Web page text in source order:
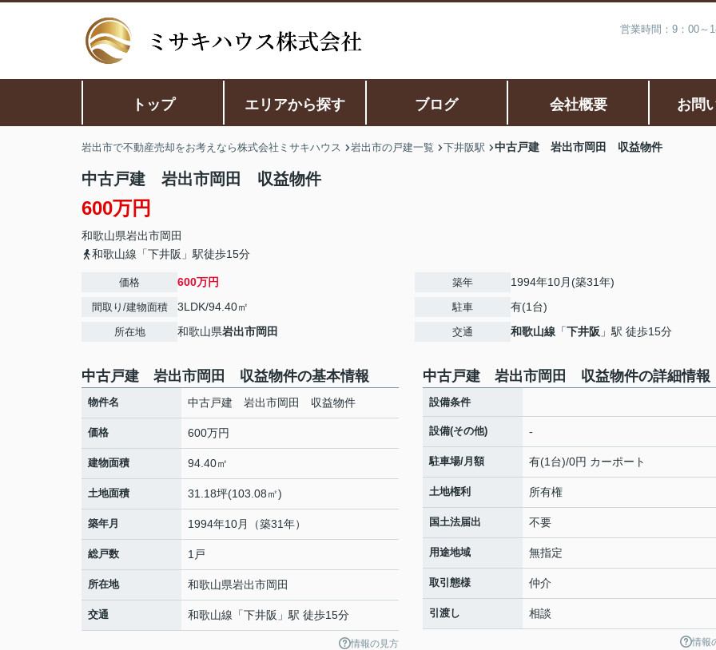
営業時間：9：00～
トップ エリアから探す ブログ 会社概要 お問
岩出市で不動産売却をお考えなら株式会社ミサキハウス 岩出市の戸建一覧 下井阪駅 中古戸建 岩出市岡田 収益物件
中古戸建 岩出市岡田 収益物件
600万円
和歌山県岩出市岡田
和歌山線「下井阪」駅徒歩15分
価格 600万円
間取り/建物面積 3LDK/94.40㎡
所在地 和歌山県岩出市岡田
築年 1994年10月(築31年)
駐車 有(1台)
交通 和歌山線 「下井阪 」駅 徒歩15分
中古戸建 岩出市岡田 収益物件の基本情報
物件名 中古戸建 岩出市岡田 収益物件
価格 600万円
建物面積 94.40㎡
土地面積 31.18坪(103.08㎡)
築年月 1994年10月（築31年）
総戸数 1戸
所在地 和歌山県岩出市岡田
交通 和歌山線 「下井阪 」駅 徒歩15分
情報の見方
中古戸建 岩出市岡田 収益物件の詳細情報
設備条件
設備(その他) -
駐車場/月額 有(1台)/0円 カーポート
土地権利 所有権
国土法届出 不要
用途地域 無指定
取引態様 仲介
引渡し 相談
情報